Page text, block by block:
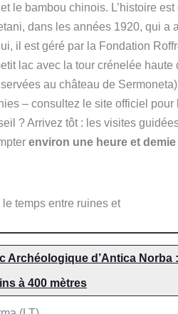
le bambou chinois. L’histoire
dans les années 1920, qui a
il est géré par la Fondation
lac avec la tour crénelée haute
au château de
– consultez le site officiel
? Arrivez tôt : les visites
environ une heure et demie
temps entre ruines et
Archéologique d’Antica
à 400 mètres